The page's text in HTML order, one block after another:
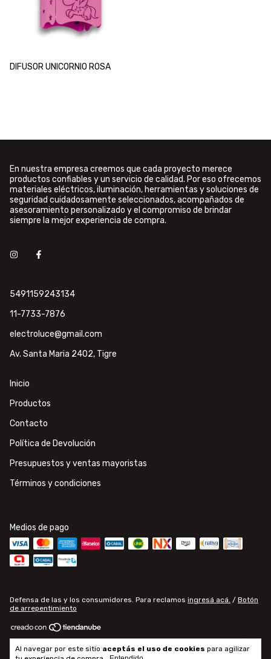
Al navegar por este sitio aceptás el uso de cookies para agilizar
DIFUSOR UNICORNIO ROSA
En nuestra empresa creemos que cada proyecto merece
productos confiables y un servicio de calidad. Por eso ofrecemos
materiales eléctricos, iluminación, herramientas y soluciones de
seguridad cuidadosamente seleccionados, acompañados de
asesoramiento personalizado y el compromiso de brindar
siempre la mejor experiencia de compra.
5491159243134
11-7733-7876
electroluce@gmail.com
Av. Santa Maria 2402, Tigre
Inicio
Productos
Contacto
Política de Devolución
Presupuestos y ventas mayoristas
Términos y condiciones
Medios de pago
Defensa de las y los consumidores. Para reclamos ingresá acá. / Botón
de arrepentimiento
Copyright Electroluce - Materiales de electricidad e iluminación - 2026.
Todos los derechos reservados.